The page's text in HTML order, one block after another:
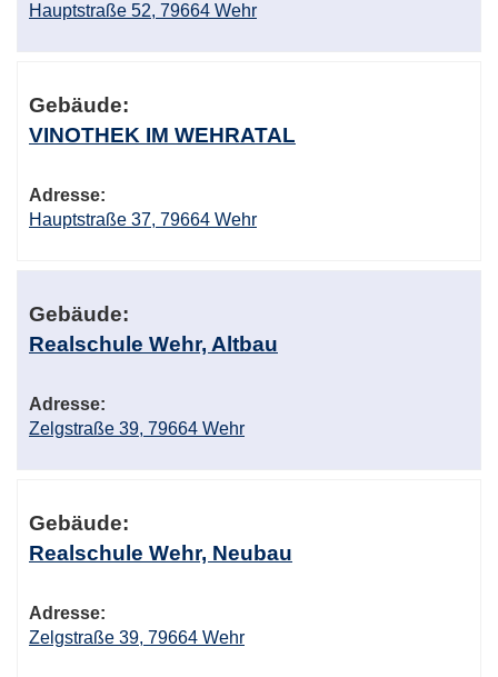
Hauptstraße 52, 79664 Wehr
Gebäude:
VINOTHEK IM WEHRATAL
Adresse:
Hauptstraße 37, 79664 Wehr
Gebäude:
Realschule Wehr, Altbau
Adresse:
Zelgstraße 39, 79664 Wehr
Gebäude:
Realschule Wehr, Neubau
Adresse:
Zelgstraße 39, 79664 Wehr